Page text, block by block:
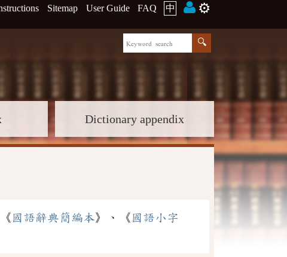
Sitemap User Guide FAQ 中 ⚙️
Dictionary appendix
國語辭典簡編本》、《 國語小字